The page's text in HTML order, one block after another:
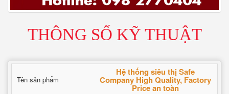
THÔNG SỐ KỸ THUẬT
Tên sản phẩm
Hệ thống siêu thị Safe
Company High Quality, Factory
Price an toàn